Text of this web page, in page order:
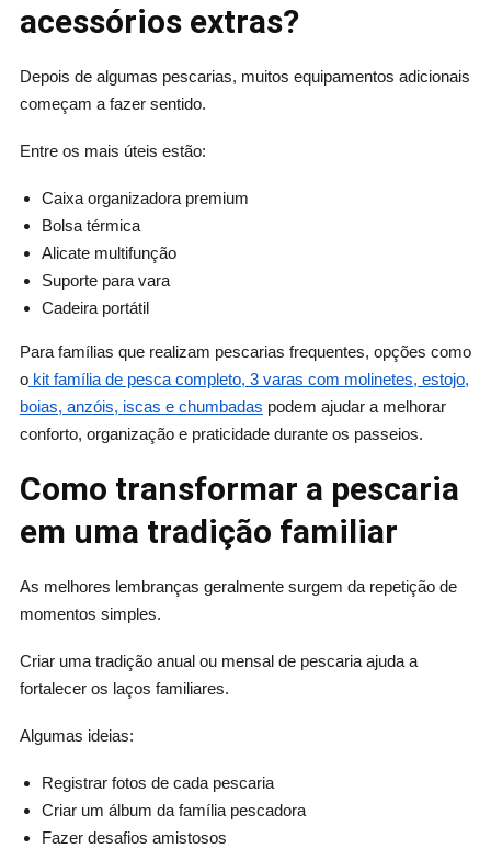
acessórios extras?
Depois de algumas pescarias, muitos equipamentos adicionais
começam a fazer sentido.
Entre os mais úteis estão:
Caixa organizadora premium
Bolsa térmica
Alicate multifunção
Suporte para vara
Cadeira portátil
Para famílias que realizam pescarias frequentes, opções como
okit família de pesca completo, 3 varas com molinetes, estojo,
boias, anzóis, iscas e chumbadas podem ajudar a melhorar
conforto, organização e praticidade durante os passeios.
Como transformar a pescaria
em uma tradição familiar
As melhores lembranças geralmente surgem da repetição de
momentos simples.
Criar uma tradição anual ou mensal de pescaria ajuda a
fortalecer os laços familiares.
Algumas ideias:
Registrar fotos de cada pescaria
Criar um álbum da família pescadora
Fazer desafios amistosos